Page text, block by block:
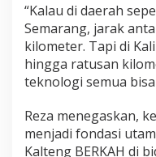
“Kalau di daerah
Semarang, jarak
kilometer. Tapi di
hingga ratusan
teknologi semua
Reza menegaskan,
menjadi fondasi
Kalteng BERKAH di